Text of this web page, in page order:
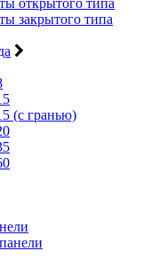
открытого типа
закрытого типа
(с гранью)